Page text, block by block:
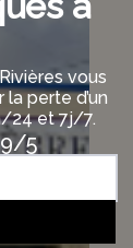
vous
perte d’un
24 et 7j/7.
5